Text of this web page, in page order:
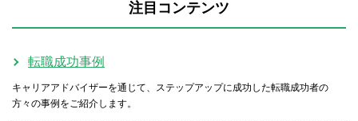
注目コンテンツ
転職成功事例
キャリアアドバイザーを通じて、ステップアップに成功した転職成功者の
方々の事例をご紹介します。